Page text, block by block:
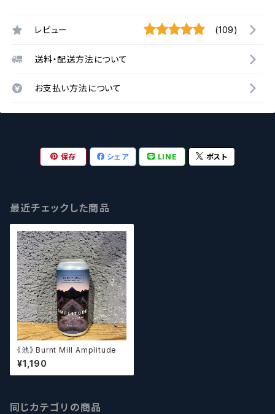
レビュー (109)
送料・配送方法について
お支払い方法について
保存 シェア LINE ポスト
最近チェックした商品
《池》 Burnt Mill Amplitude
¥1,190
同じカテゴリの商品